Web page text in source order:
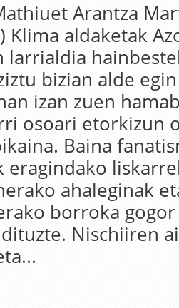
Arantza
Klima aldaketak
larrialdia
bizian alde
izan zuen
osoari etorkizun
Baina
eragindako
ahaleginak
borroka
Nischiiren